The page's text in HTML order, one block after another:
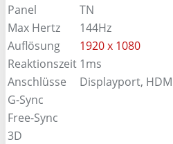
Panel
TN
Max Hertz
144Hz
Auflösung
1920 x 1080
Reaktionszeit 1ms
Anschlüsse
Displayport,
G-Sync
Free-Sync
3D